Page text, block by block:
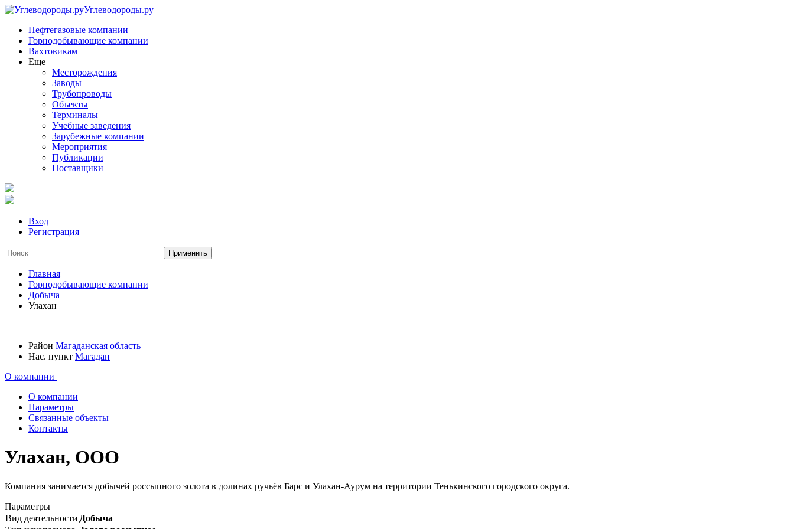
Углеводороды.ру
Нефтегазовые компании
Горнодобывающие компании
Вахтовикам
Еще
Месторождения
Заводы
Трубопроводы
Объекты
Терминалы
Учебные заведения
Зарубежные компании
Мероприятия
Публикации
Поставщики
Вход
Регистрация
Главная
Горнодобывающие компании
Добыча
Улахан
Район Магаданская область
Нас. пункт Магадан
О компании
О компании
Параметры
Связанные объекты
Контакты
Улахан, ООО
Компания занимается добычей россыпного золота в долинах ручьёв Барс и Улахан-Аурум на территории Тенькинского городского округа.
Параметры
Вид деятельности Добыча